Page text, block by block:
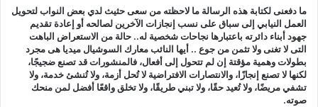
ما دفعنى لكتابة هذه الرسالة ما لاحظته من سعى حثيث لدي بعض النواب لتحويل
العمل النيابي إلى سباق على نسب إنجازات الآخرين لصالحه أو إعادة تقديم
جهود أبناء دائرته باعتبارها نجاحات شخصية له.. حالة من الاستعراض الباهت
التى لا تغنى ولا تثمن من جوع .. أيها النائب معارك السوشيال ميديا هى مجرد
بطولات وهمية مؤقتة إن لم تتحول إلى أفعال، فالمنشورات قد تصنع ضجيجًا،
لكنها لا تصنع إنجازًا، والانتصارات الافتراضية لا تُحل أزمة، ولا تُنشئ خدمة، ولا
تشفي مريضًا، ولا تُعيد حقًا، ولا تبني طريقًا، ولا تخلق واقعًا أفضل لمن منحك
صوته.